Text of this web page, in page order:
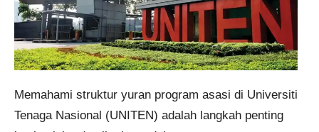
Memahami struktur yuran program asasi di Universiti
Tenaga Nasional (UNITEN) adalah langkah penting